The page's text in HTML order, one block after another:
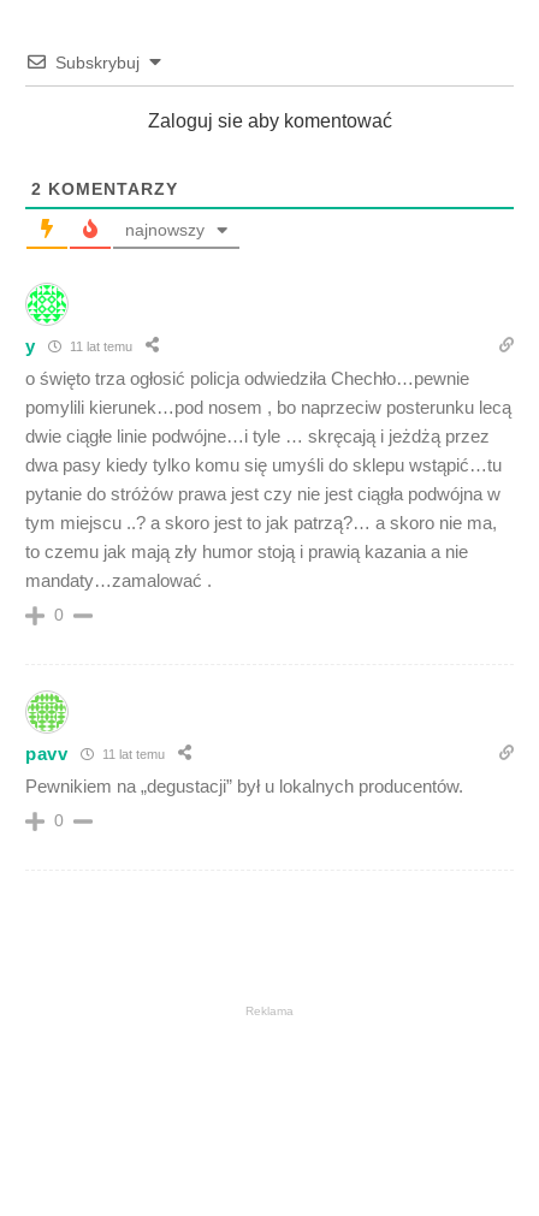
Subskrybuj
Zaloguj sie aby komentować
2 KOMENTARZY
najnowszy
y 11 lat temu
o święto trza ogłosić policja odwiedziła Chechło…pewnie
pomylili kierunek…pod nosem , bo naprzeciw posterunku lecą
dwie ciągłe linie podwójne…i tyle … skręcają i jeżdżą przez
dwa pasy kiedy tylko komu się umyśli do sklepu wstąpić…tu
pytanie do stróżów prawa jest czy nie jest ciągła podwójna w
tym miejscu ..? a skoro jest to jak patrzą?… a skoro nie ma,
to czemu jak mają zły humor stoją i prawią kazania a nie
mandaty…zamalować .
0
pavv 11 lat temu
Pewnikiem na „degustacji” był u lokalnych producentów.
0
Reklama